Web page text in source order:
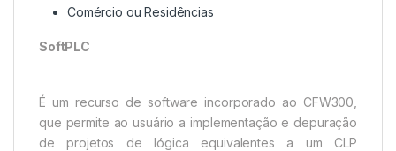
Comércio ou Residências
SoftPLC
É um recurso de software incorporado ao CFW300,
que permite ao usuário a implementação e depuração
de projetos de lógica equivalentes a um CLP